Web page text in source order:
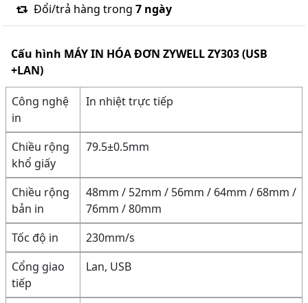
Đổi/trả hàng trong 7 ngày
Cấu hình MÁY IN HÓA ĐƠN ZYWELL ZY303 (USB
+LAN)
Công nghệ
in
In nhiệt trực tiếp
Chiều rộng
khổ giấy
79.5±0.5mm
Chiều rộng
bản in
48mm / 52mm / 56mm / 64mm / 68mm /
76mm / 80mm
Tốc độ in
230mm/s
Cổng giao
tiếp
Lan, USB